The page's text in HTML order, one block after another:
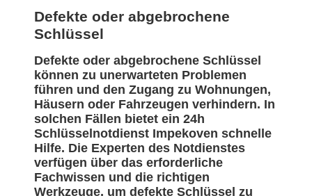
Defekte oder abgebrochene
Schlüssel
Defekte oder abgebrochene Schlüssel
können zu unerwarteten Problemen
führen und den Zugang zu Wohnungen,
Häusern oder Fahrzeugen verhindern. In
solchen Fällen bietet ein 24h
Schlüsselnotdienst Impekoven schnelle
Hilfe. Die Experten des Notdienstes
verfügen über das erforderliche
Fachwissen und die richtigen
Werkzeuge, um defekte Schlüssel zu